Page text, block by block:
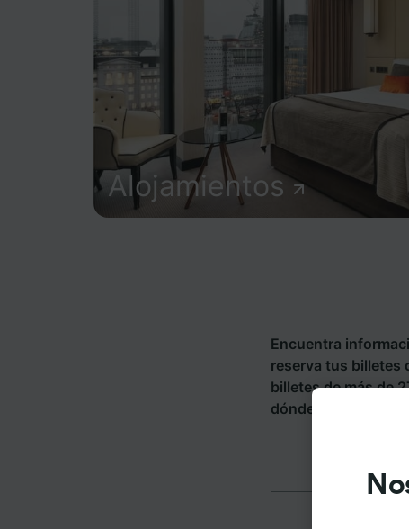
Alojamientos
Encuentra
reserva tus billetes
billetes de más de
dónde puedes ir